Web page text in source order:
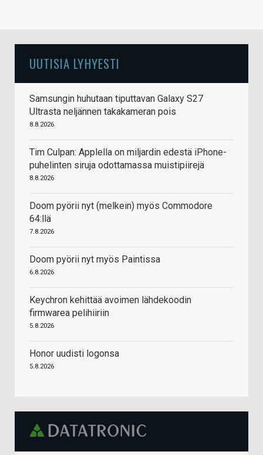
UUTISIA LYHYESTI
Samsungin huhutaan tiputtavan Galaxy S27
Ultrasta neljännen takakameran pois
8.8.2026
Tim Culpan: Applella on miljardin edestä iPhone-
puhelinten siruja odottamassa muistipiirejä
8.8.2026
Doom pyörii nyt (melkein) myös Commodore
64:llä
7.8.2026
Doom pyörii nyt myös Paintissa
6.8.2026
Keychron kehittää avoimen lähdekoodin
firmwarea pelihiiriin
5.8.2026
Honor uudisti logonsa
5.8.2026